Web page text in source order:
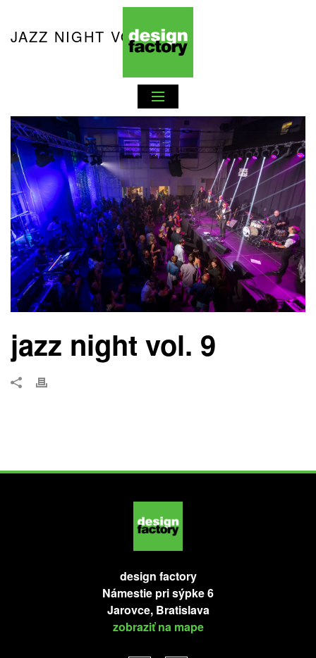
JAZZ NIGHT VOL. 9
jazz night vol. 9
design factory
Námestie pri sýpke 6
Jarovce, Bratislava
zobraziť na mape